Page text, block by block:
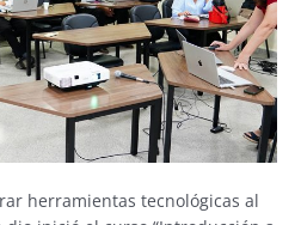
herramientas tecnológicas al